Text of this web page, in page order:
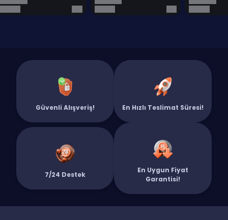
anında çıkar.
Koleksiyonuna ilk parçayı eklemek için 5 Euro - 475 Valorant Points (VP)
Güvenli Alışveriş! En Hızlı Teslimat Süresi!
7/24 Destek
En Uygun Fiyat
Garantisi!